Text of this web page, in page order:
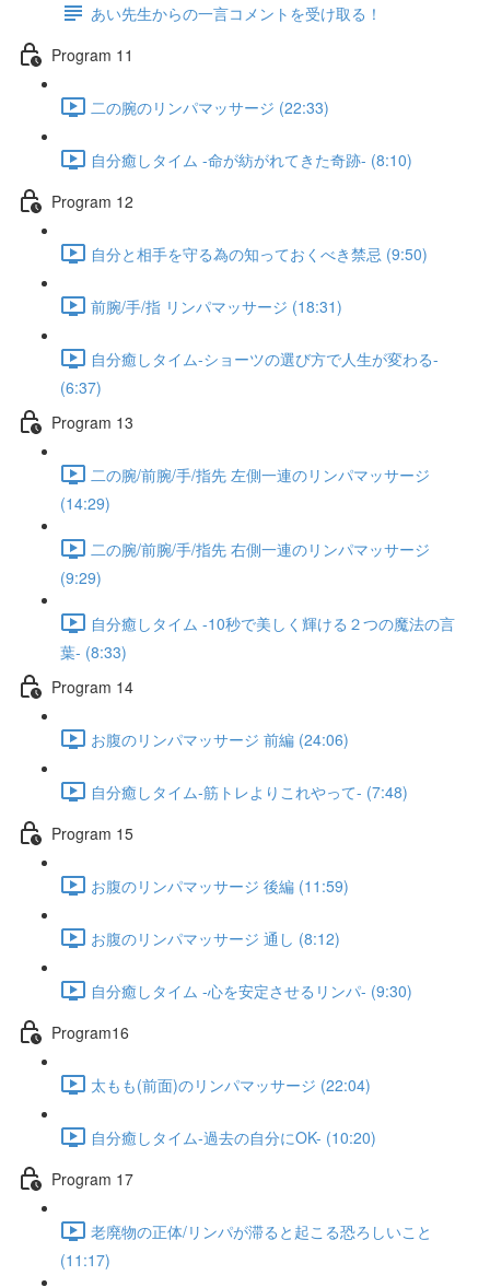
あい先生からの一言コメントを受け取る！
Program 11
二の腕のリンパマッサージ (22:33)
自分癒しタイム -命が紡がれてきた奇跡- (8:10)
Program 12
自分と相手を守る為の知っておくべき禁忌 (9:50)
前腕/手/指 リンパマッサージ (18:31)
自分癒しタイム-ショーツの選び方で人生が変わる-
(6:37)
Program 13
二の腕/前腕/手/指先 左側一連のリンパマッサージ
(14:29)
二の腕/前腕/手/指先 右側一連のリンパマッサージ
(9:29)
自分癒しタイム -10秒で美しく輝ける２つの魔法の言
葉- (8:33)
Program 14
お腹のリンパマッサージ 前編 (24:06)
自分癒しタイム-筋トレよりこれやって- (7:48)
Program 15
お腹のリンパマッサージ 後編 (11:59)
お腹のリンパマッサージ 通し (8:12)
自分癒しタイム -心を安定させるリンパ- (9:30)
Program16
太もも(前面)のリンパマッサージ (22:04)
自分癒しタイム-過去の自分にOK- (10:20)
Program 17
老廃物の正体/リンパが滞ると起こる恐ろしいこと
(11:17)